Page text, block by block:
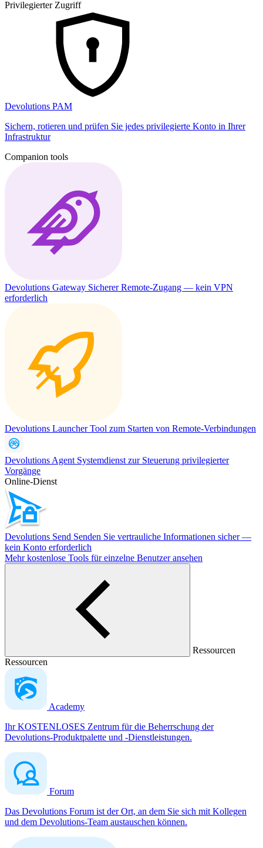
Privilegierter Zugriff
Devolutions PAM
Sichern, rotieren und prüfen Sie jedes privilegierte Konto in Ihrer
Infrastruktur
Companion tools
Devolutions Gateway Sicherer Remote-Zugang — kein VPN
erforderlich
Devolutions LauncherTool zum Starten von Remote-Verbindungen
Devolutions Agent Systemdienst zur Steuerung privilegierter
Vorgänge
Online-Dienst
Devolutions Send Senden Sie vertrauliche Informationen sicher —
kein Konto erforderlich
Mehr kostenlose Tools für einzelne Benutzer ansehen
Ressourcen
Ressourcen
Academy
Ihr KOSTENLOSES Zentrum für die Beherrschung der
Devolutions-Produktpalette und -Dienstleistungen.
Forum
Das Devolutions Forum ist der Ort, an dem Sie sich mit Kollegen
und dem Devolutions-Team austauschen können.